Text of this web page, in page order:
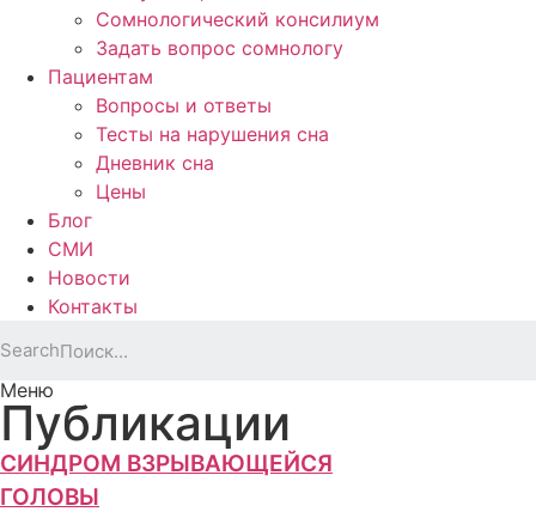
Сомнологический консилиум
Задать вопрос сомнологу
Пациентам
Вопросы и ответы
Тесты на нарушения сна
Дневник сна
Цены
Блог
СМИ
Новости
Контакты
Search
Меню
Публикации
СИНДРОМ ВЗРЫВАЮЩЕЙСЯ
ГОЛОВЫ